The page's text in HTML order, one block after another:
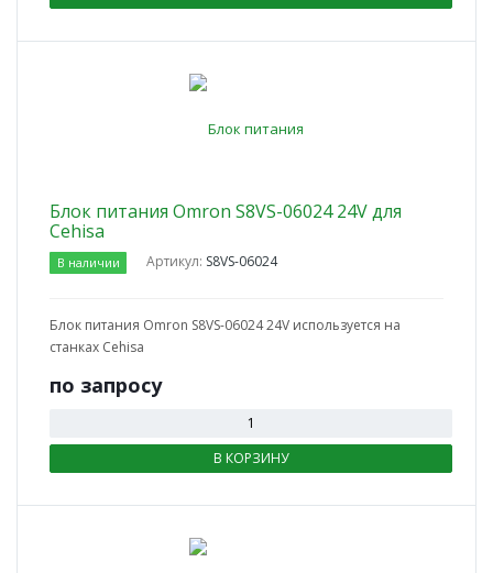
Блок питания Omron S8VS-06024 24V для
Cehisa
В наличии Артикул: S8VS-06024
Блок питания Omron S8VS-06024 24V используется на
станках Cehisa
по запросу
В КОРЗИНУ